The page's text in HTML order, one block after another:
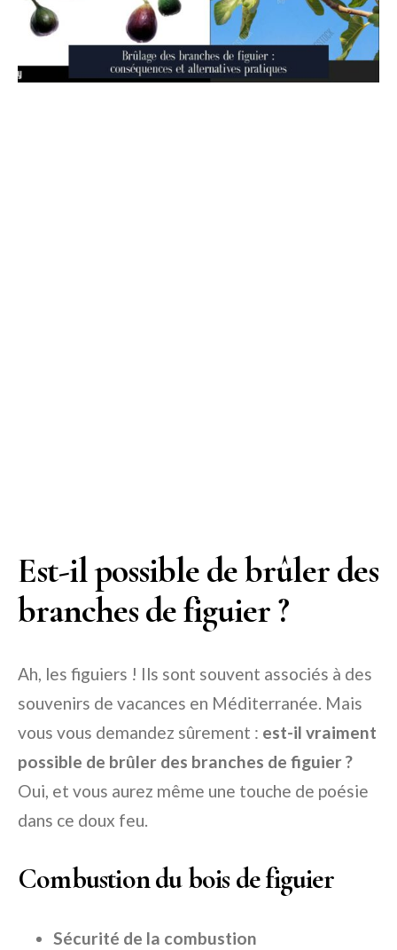
Est-il possible de brûler des
branches de figuier ?
Ah, les figuiers ! Ils sont souvent associés à des
souvenirs de vacances en Méditerranée. Mais
vous vous demandez sûrement : est-il vraiment
possible de brûler des branches de figuier ?
Oui, et vous aurez même une touche de poésie
dans ce doux feu.
Combustion du bois de figuier
Sécurité de la combustion